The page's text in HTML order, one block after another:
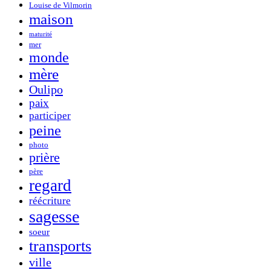
Louise de Vilmorin
maison
maturité
mer
monde
mère
Oulipo
paix
participer
peine
photo
prière
père
regard
réécriture
sagesse
soeur
transports
ville